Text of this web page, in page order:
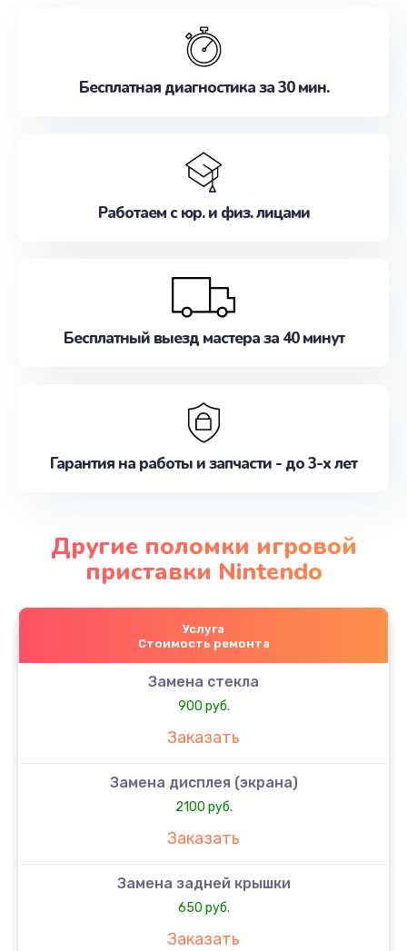
Бесплатная диагностика за 30 мин.
Работаем с юр. и физ. лицами
Бесплатный выезд мастера за 40 минут
Гарантия на работы и запчасти - до 3-х лет
Другие поломки игровой
приставки Nintendo
Услуга
Стоимость ремонта
Замена стекла
900 руб.
Заказать
Замена дисплея (экрана)
2100 руб.
Заказать
Замена задней крышки
650 руб.
Заказать